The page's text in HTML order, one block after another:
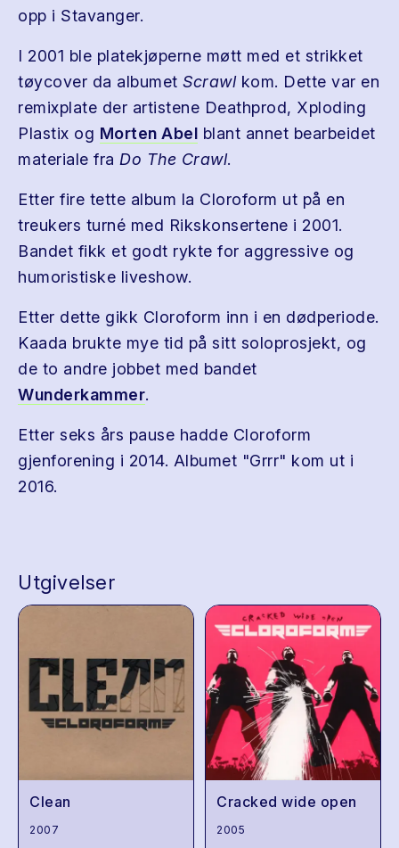
opp i Stavanger.
I 2001 ble platekjøperne møtt med et strikket
tøycover da albumet Scrawlkom. Dette var en
remixplate der artistene Deathprod, Xploding
Plastix og Morten Abel blant annet bearbeidet
materiale fra Do The Crawl.
Etter fire tette album la Cloroform ut på en
treukers turné med Rikskonsertene i 2001.
Bandet fikk et godt rykte for aggressive og
humoristiske liveshow.
Etter dette gikk Cloroform inn i en dødperiode.
Kaada brukte mye tid på sitt soloprosjekt, og
de to andre jobbet med bandet
Wunderkammer.
Etter seks års pause hadde Cloroform
gjenforening i 2014. Albumet "Grrr" kom ut i
2016.
Utgivelser
Clean
2007
Cracked wide open
2005